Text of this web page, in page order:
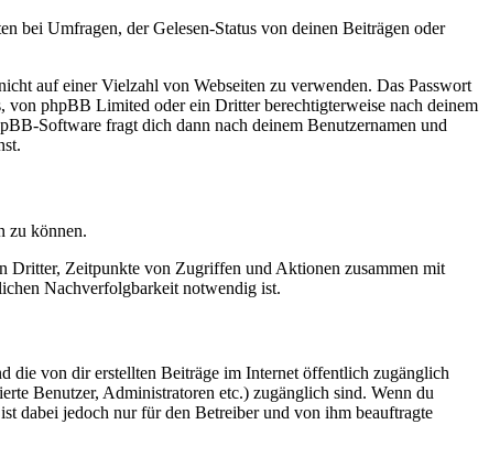
bei Umfragen, der Gelesen-Status von deinen Beiträgen oder
auf einer Vielzahl von Webseiten zu verwenden. Das Passwort
von phpBB Limited oder ein Dritter berechtigterweise nach deinem
Software fragt dich dann nach deinem Benutzernamen und
zu können.
Dritter, Zeitpunkte von Zugriffen und Aktionen zusammen mit
Nachverfolgbarkeit notwendig ist.
die von dir erstellten Beiträge im Internet öffentlich zugänglich
Benutzer, Administratoren etc.) zugänglich sind. Wenn du
dabei jedoch nur für den Betreiber und von ihm beauftragte